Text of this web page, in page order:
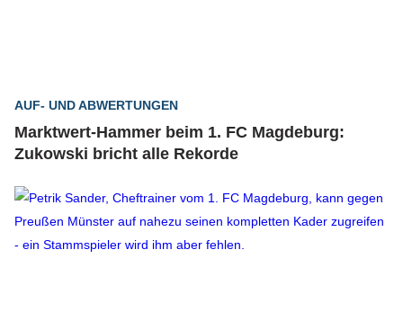
AUF- UND ABWERTUNGEN
Marktwert-Hammer beim 1. FC Magdeburg:
Zukowski bricht alle Rekorde